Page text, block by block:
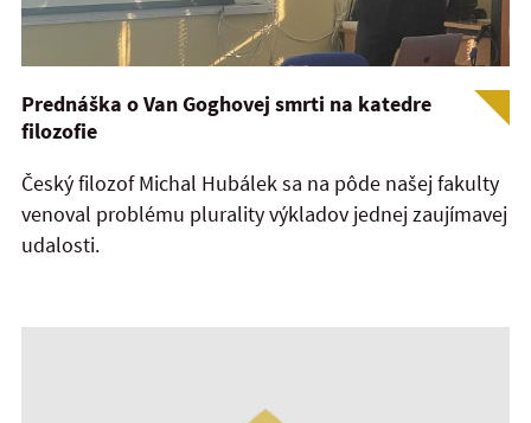
Prednáška o Van Goghovej smrti na katedre
filozofie
Český filozof Michal Hubálek sa na pôde našej fakulty
venoval problému plurality výkladov jednej zaujímavej
udalosti.